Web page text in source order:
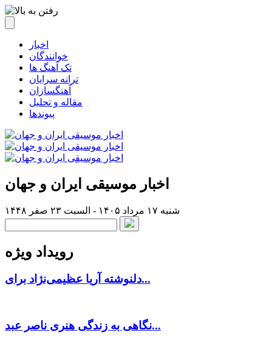
اخبار
خوانندگان
تک آهنگ ها
ترانه سرایان
آهنگسازان
مقاله و تحلیل
پیوندها
اخبار موسیقی ایران و جهان
شنبه ۱۷ مرداد ۱۴۰۵ - السبت ۲۳ صفر ۱۴۴۸
رویداد ویژه
دلنوشته آریا عظیمی‌نژاد برای...
نگاهی به زندگی هنری ناصر عبد...